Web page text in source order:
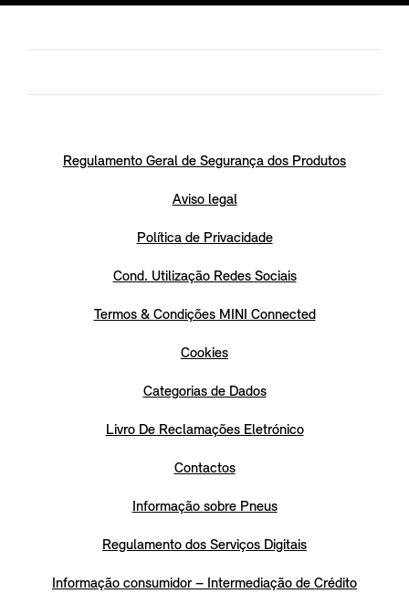
Regulamento Geral de Segurança dos Produtos
Aviso legal
Política de Privacidade
Cond. Utilização Redes Sociais
Termos & Condições MINI Connected
Cookies
Categorias de Dados
Livro De Reclamações Eletrónico
Contactos
Informação sobre Pneus
Regulamento dos Serviços Digitais
Informação consumidor – Intermediação de Crédito